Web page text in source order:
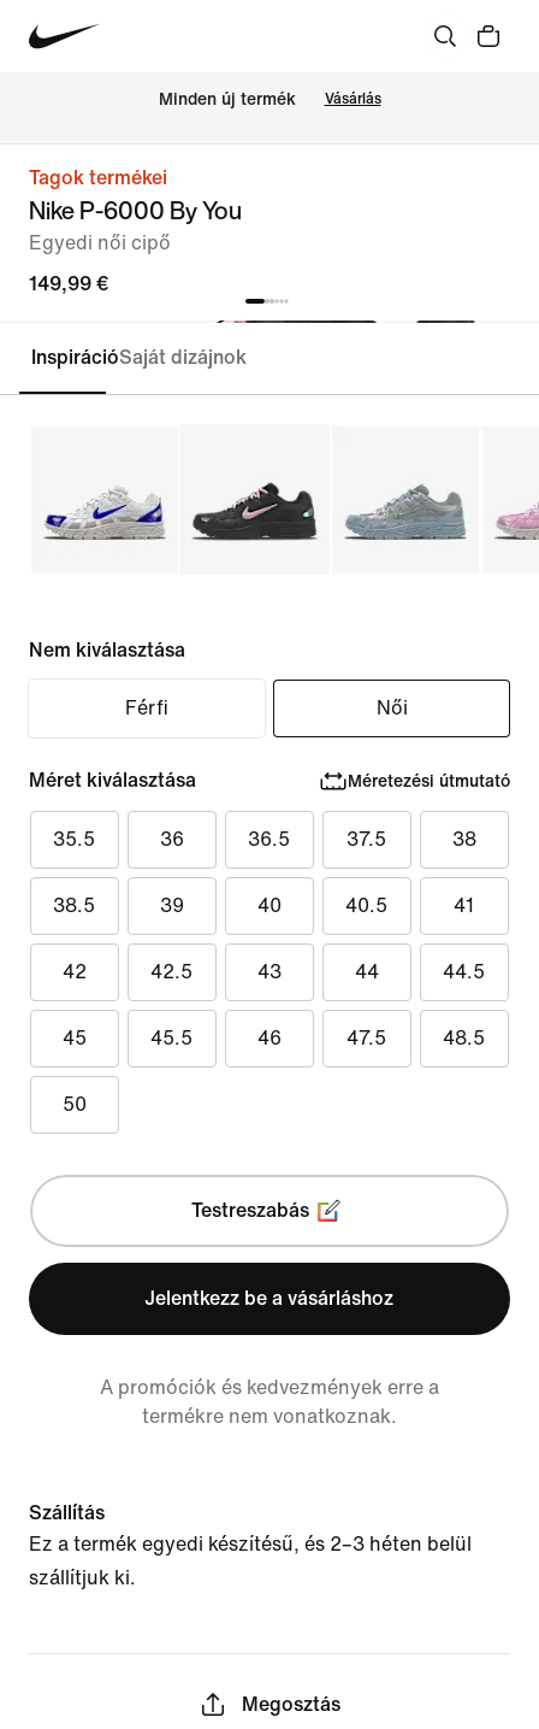
Minden új termék Vásárlás
Tagok termékei
Nike P-6000 By You
Egyedi női cipő
149,99 €
Testreszabás
InspirációSaját dizájnok
Nem kiválasztása
Férfi Női
Méret kiválasztása Méretezési útmutató
35.5 36 36.5 37.5 38
38.5 39 40 40.5 41
42 42.5 43 44 44.5
45 45.5 46 47.5 48.5
50
Testreszabás
Jelentkezz be a vásárláshoz
A promóciók és kedvezmények erre a
termékre nem vonatkoznak.
Szállítás
Ez a termék egyedi készítésű, és 2–3 héten belül
szállítjuk ki.
Megosztás